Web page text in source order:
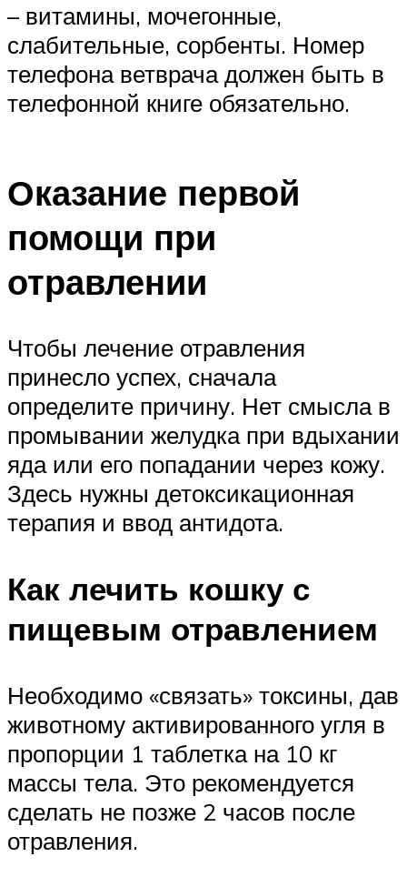
– витамины, мочегонные,
слабительные, сорбенты. Номер
телефона ветврача должен быть в
телефонной книге обязательно.
Оказание первой
помощи при
отравлении
Чтобы лечение отравления
принесло успех, сначала
определите причину. Нет смысла в
промывании желудка при вдыхании
яда или его попадании через кожу.
Здесь нужны детоксикационная
терапия и ввод антидота.
Как лечить кошку с
пищевым отравлением
Необходимо «связать» токсины, дав
животному активированного угля в
пропорции 1 таблетка на 10 кг
массы тела. Это рекомендуется
сделать не позже 2 часов после
отравления.